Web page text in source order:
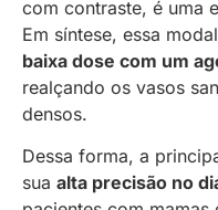
com contraste, é uma
Em síntese, essa
baixa dose com um
realçando os vasos
densos.
Dessa forma, a
sua alta precisão no